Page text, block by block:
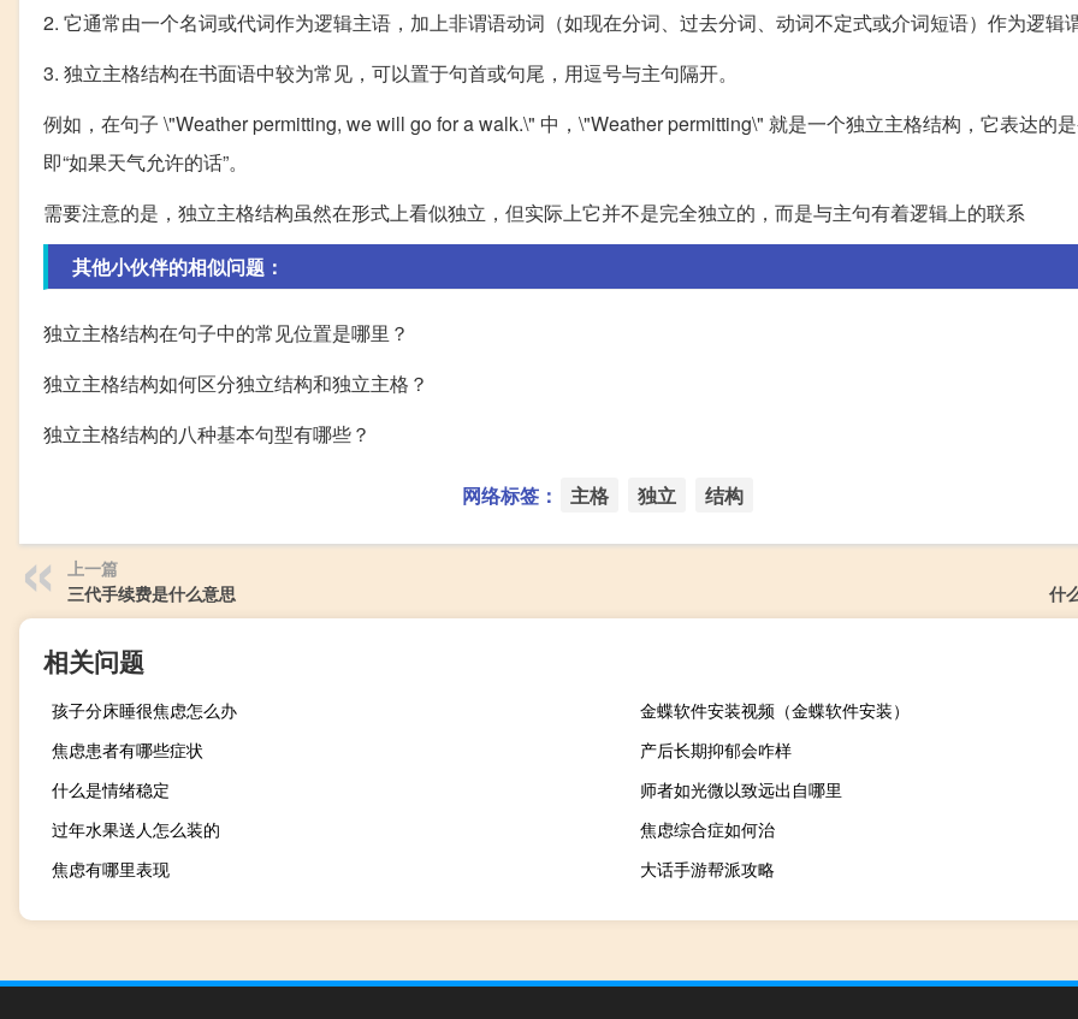
2. 它通常由一个名词或代词作为逻辑主语，加上非谓语动词（如现在分词、过去分词、动词不定式或介词短语）作为逻辑谓
3. 独立主格结构在书面语中较为常见，可以置于句首或句尾，用逗号与主句隔开。
例如，在句子 \"Weather permitting, we will go for a walk.\" 中，\"Weather permitting\" 就是一个独立主格结构，它表达的是
即“如果天气允许的话”。
需要注意的是，独立主格结构虽然在形式上看似独立，但实际上它并不是完全独立的，而是与主句有着逻辑上的联系
其他小伙伴的相似问题：
独立主格结构在句子中的常见位置是哪里？
独立主格结构如何区分独立结构和独立主格？
独立主格结构的八种基本句型有哪些？
网络标签： 主格 独立 结构
上一篇
三代手续费是什么意思
什
相关问题
孩子分床睡很焦虑怎么办
金蝶软件安装视频（金蝶软件安装）
焦虑患者有哪些症状
产后长期抑郁会咋样
什么是情绪稳定
师者如光微以致远出自哪里
过年水果送人怎么装的
焦虑综合症如何治
焦虑有哪里表现
大话手游帮派攻略